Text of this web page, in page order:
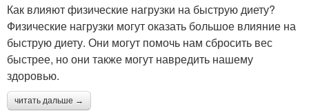
Как влияют физические нагрузки на быструю диету?
Физические нагрузки могут оказать большое влияние на
быструю диету. Они могут помочь нам сбросить вес
быстрее, но они также могут навредить нашему
здоровью.
читать дальше →